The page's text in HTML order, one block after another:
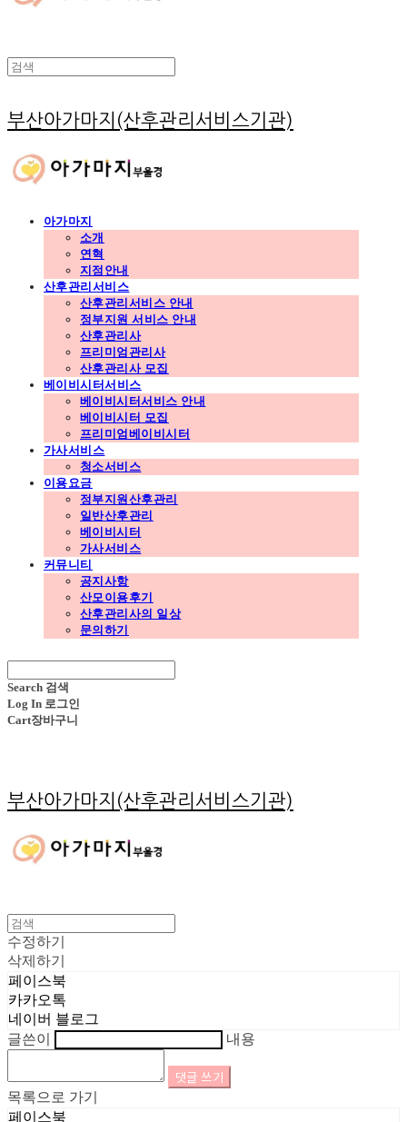
부산아가마지(산후관리서비스기관)
아가마지
소개
연혁
지점안내
산후관리서비스
산후관리서비스 안내
정부지원 서비스 안내
산후관리사
프리미엄관리사
산후관리사 모집
베이비시터서비스
베이비시터서비스 안내
베이비시터 모집
프리미엄베이비시터
가사서비스
청소서비스
이용요금
정부지원산후관리
일반산후관리
베이비시터
가사서비스
커뮤니티
공지사항
산모이용후기
산후관리사의 일상
문의하기
Search 검색
Log In 로그인
Cart장바구니
부산아가마지(산후관리서비스기관)
수정하기
삭제하기
페이스북
카카오톡
네이버 블로그
글쓴이
내용
댓글 쓰기
목록으로 가기
페이스북